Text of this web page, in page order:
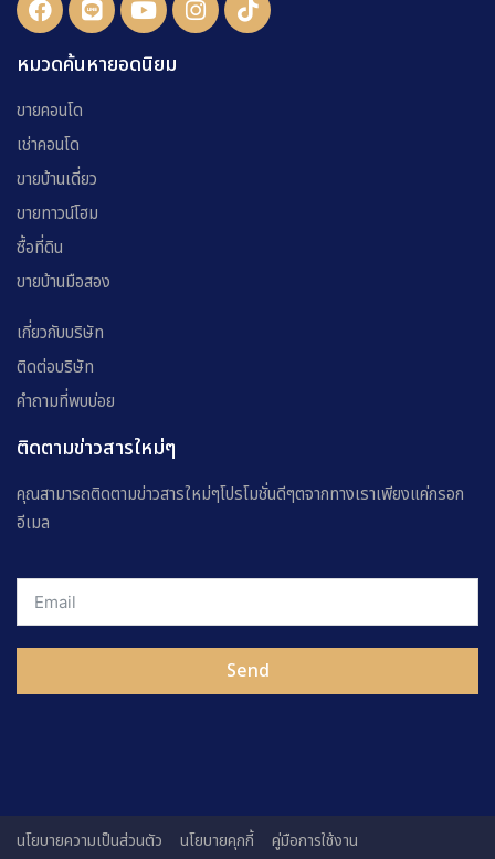
หมวดค้นหายอดนิยม
ขายคอนโด
เช่าคอนโด
ขายบ้านเดี่ยว
ขายทาวน์โฮม
ซื้อที่ดิน
ขายบ้านมือสอง
เกี่ยวกับบริษัท
ติดต่อบริษัท
คำถามที่พบบ่อย
ติดตามข่าวสารใหม่ๆ
คุณสามารถติดตามข่าวสารใหม่ๆโปรโมชั่นดีๆตจากทางเราเพียงแค่กรอก
อีเมล
Send
นโยบายความเป็นส่วนตัว นโยบายคุกกี้ คู่มือการใช้งาน